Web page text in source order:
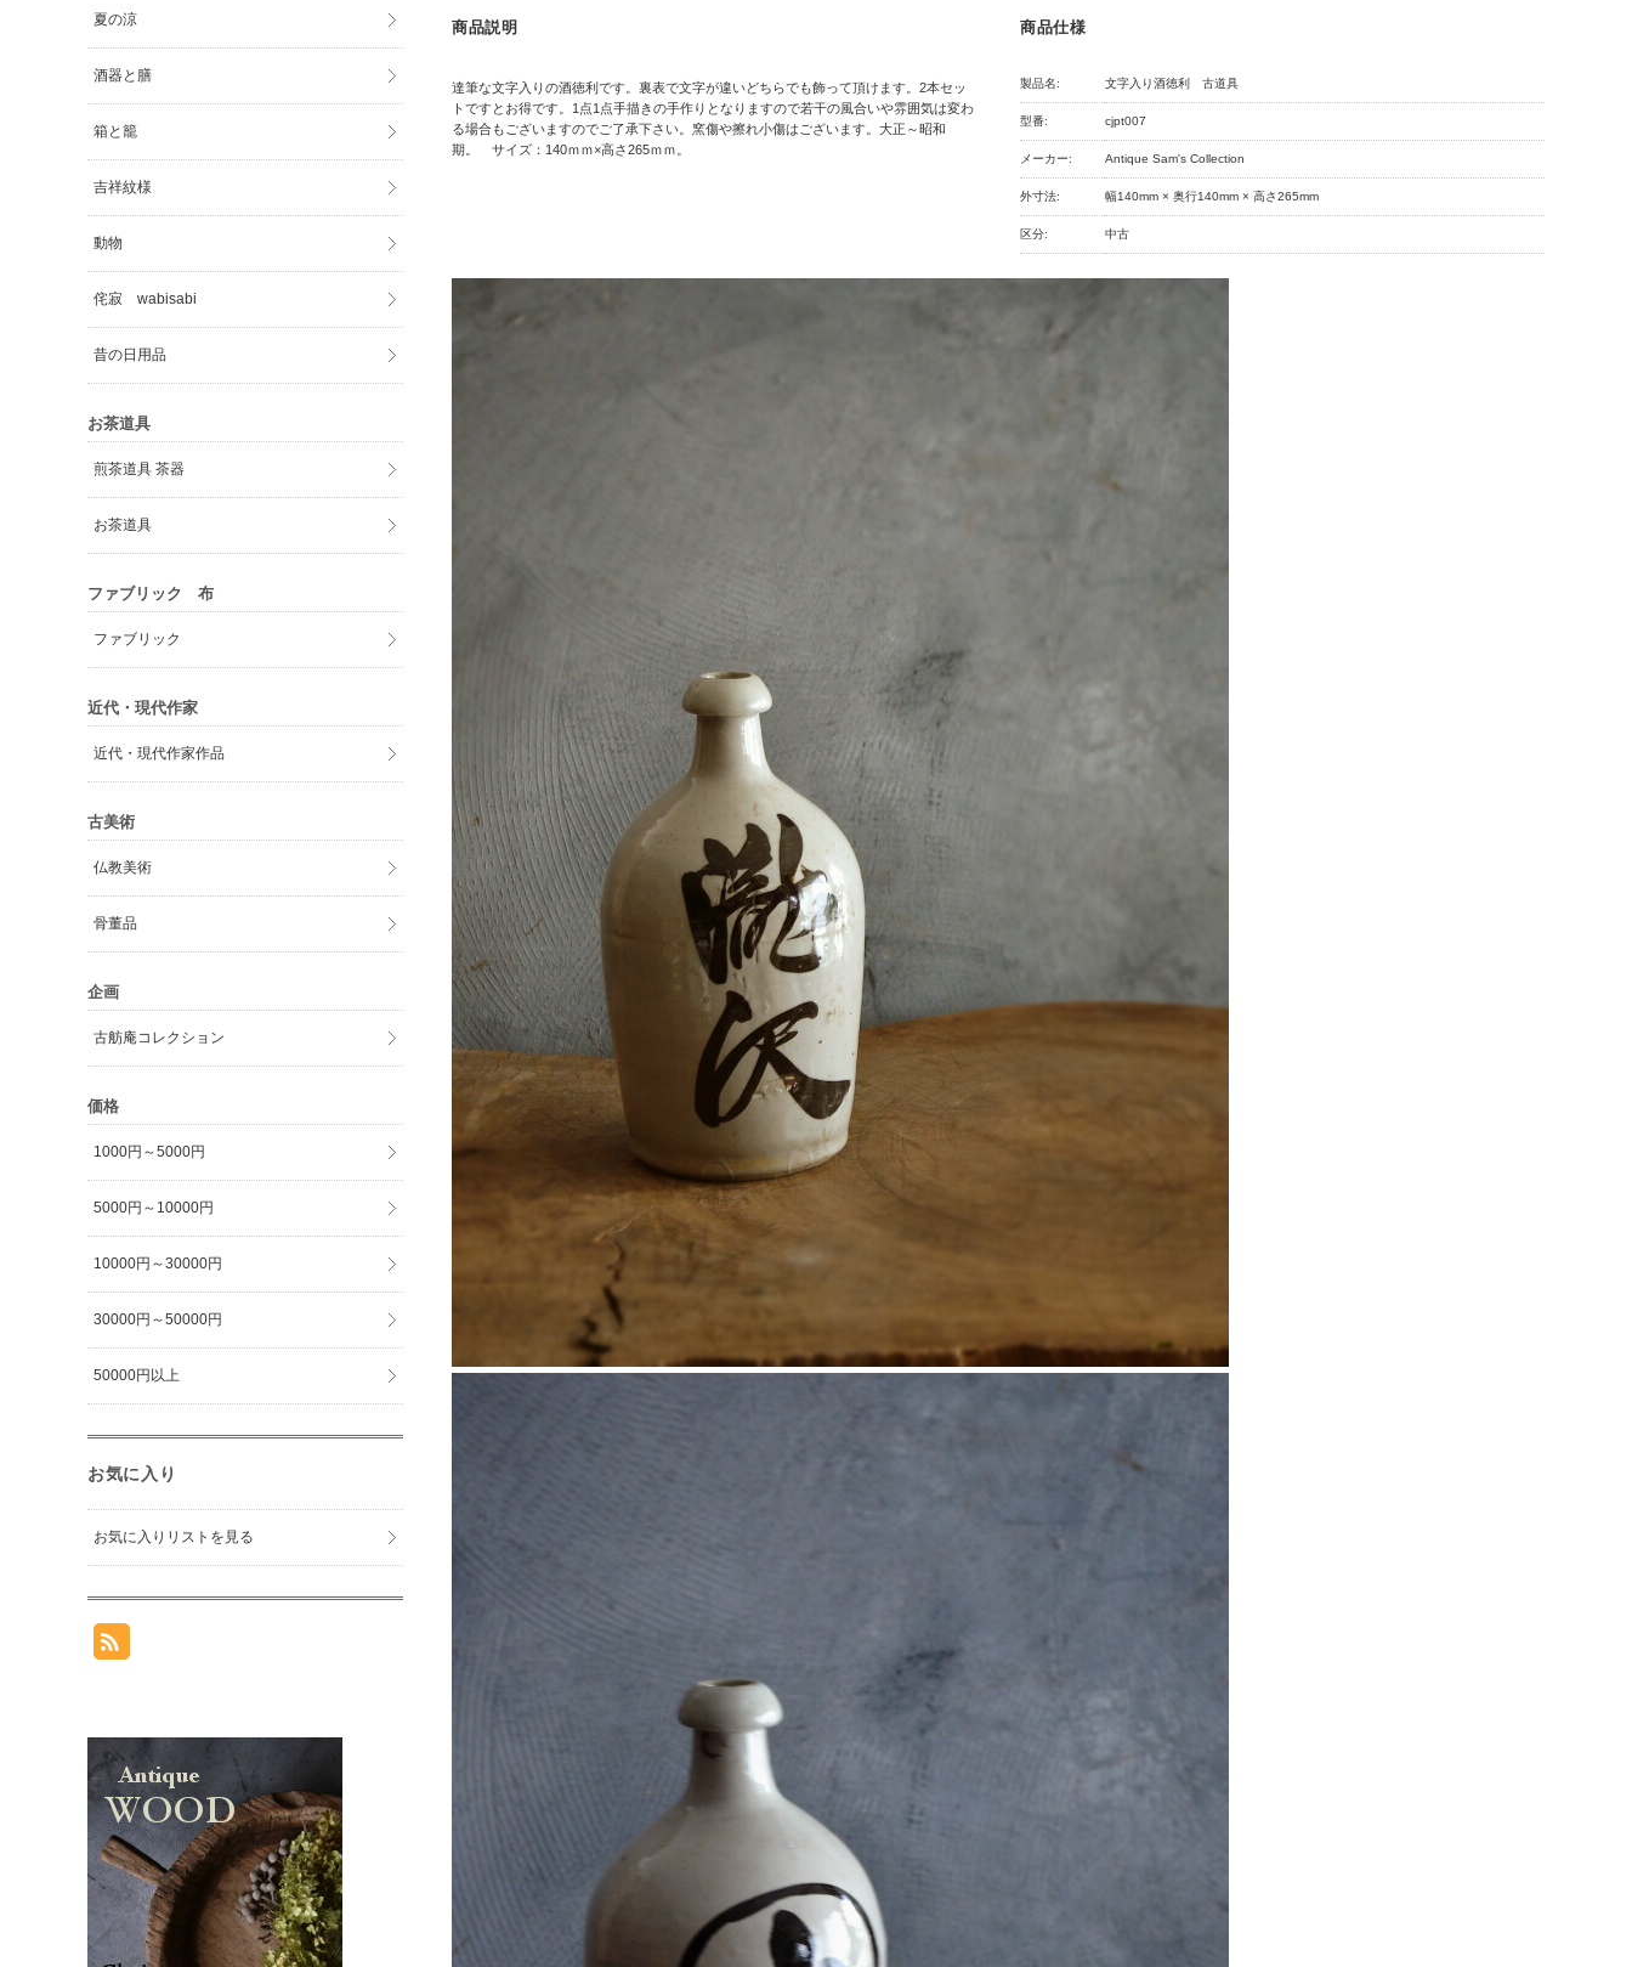
商品説明
達筆な文字入りの酒徳利です。裏表で文字が違いどちらでも飾って頂けます。2本セッ
トですとお得です。1点1点手描きの手作りとなりますので若干の風合いや雰囲気は変わ
る場合もございますのでご了承下さい。窯傷や擦れ小傷はございます。大正～昭和
期。 サイズ：140ｍｍ×高さ265ｍｍ。
商品仕様
製品名: 文字入り酒徳利 古道具
型番: cjpt007
メーカー: Antique Sam's Collection
外寸法: 幅140mm × 奥行140mm × 高さ265mm
区分: 中古
夏の涼
酒器と膳
箱と籠
吉祥紋様
動物
侘寂 wabisabi
昔の日用品
お茶道具
煎茶道具 茶器
お茶道具
ファブリック 布
ファブリック
近代・現代作家
近代・現代作家作品
古美術
仏教美術
骨董品
企画
古舫庵コレクション
価格
1000円～5000円
5000円～10000円
10000円～30000円
30000円～50000円
50000円以上
お気に入り
お気に入りリストを見る